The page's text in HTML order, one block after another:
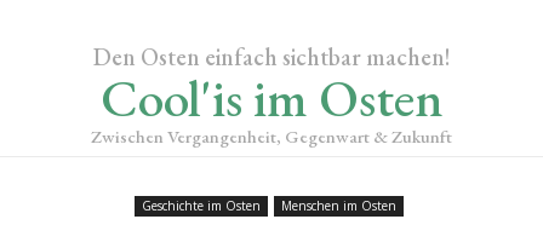
Den Osten einfach sichtbar machen!
Cool'is im Osten
Zwischen Vergangenheit, Gegenwart & Zukunft
Geschichte im Osten Menschen im Osten